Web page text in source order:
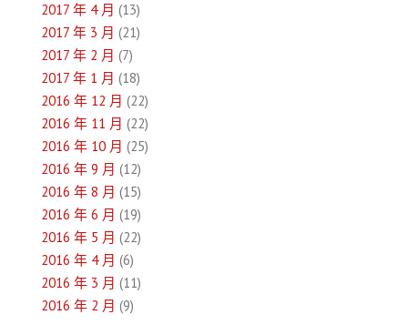
2017 年 4 月 (13)
2017 年 3 月 (21)
2017 年 2 月 (7)
2017 年 1 月 (18)
2016 年 12 月 (22)
2016 年 11 月 (22)
2016 年 10 月 (25)
2016 年 9 月 (12)
2016 年 8 月 (15)
2016 年 6 月 (19)
2016 年 5 月 (22)
2016 年 4 月 (6)
2016 年 3 月 (11)
2016 年 2 月 (9)